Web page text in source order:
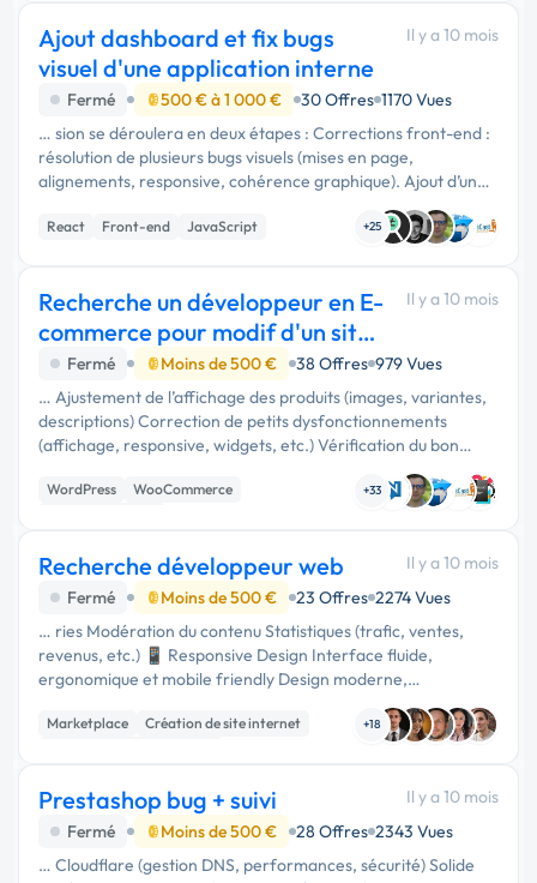
Ajout dashboard et fix bugs
visuel d'une application interne
Il y a 10 mois
Fermé 500 € à 1 000 € 30 Offres 1170 Vues
… sion se déroulera en deux étapes : Corrections front-end :
résolution de plusieurs bugs visuels (mises en page,
alignements, responsive, cohérence graphique). Ajout d’un
dashboard de performance : création d’un tableau de bord
permettant de …
React Front-end JavaScript +25
Recherche un développeur en E-
commerce pour modif d'un site
existant
Il y a 10 mois
Fermé Moins de 500 € 38 Offres 979 Vues
… Ajustement de l’affichage des produits (images, variantes,
descriptions) Correction de petits dysfonctionnements
(affichage, responsive, widgets, etc.) Vérification du bon
fonctionnement de WooCommerce et des plugins 🕒 Délais
Mission urgente …
WordPress
WooCommerce
+33
Recherche développeur web
Il y a 10 mois
Fermé
Moins de 500 € 23 Offres 2274 Vues
… ries Modération du contenu Statistiques (trafic, ventes,
revenus, etc.) 📱 Responsive Design Interface fluide,
ergonomique et mobile friendly Design moderne,
professionnel et léger --- ⚙️ Technologies possibles (au choix
du développeur) Je suis …
Marketplace
Création de site internet
+18
Prestashop bug + suivi
Il y a 10 mois
Fermé
Moins de 500 € 28 Offres 2343 Vues
… Cloudflare (gestion DNS, performances, sécurité) Solide